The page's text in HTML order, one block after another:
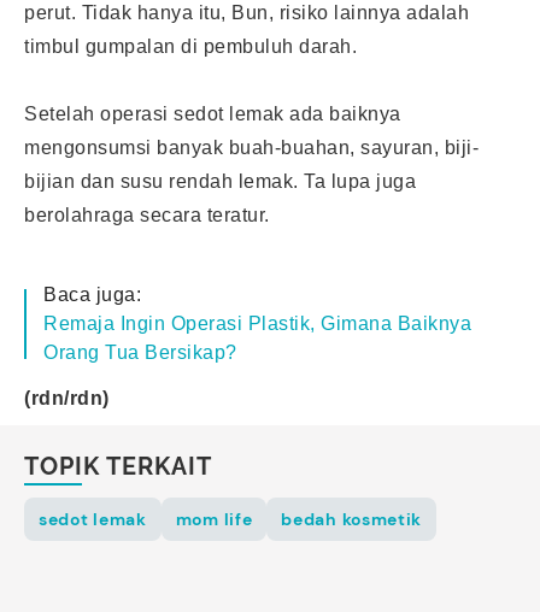
perut. Tidak hanya itu, Bun, risiko lainnya adalah
timbul gumpalan di pembuluh darah.
Setelah operasi sedot lemak ada baiknya
mengonsumsi banyak buah-buahan, sayuran, biji-
bijian dan susu rendah lemak. Ta lupa juga
berolahraga secara teratur.
Baca juga:
Remaja Ingin Operasi Plastik, Gimana Baiknya
Orang Tua Bersikap?
(rdn/rdn)
TOPIK TERKAIT
sedot lemak mom life bedah kosmetik